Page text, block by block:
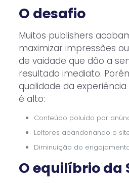
O desafio
Muitos publishers
maximizar impressões
de vaidade que dão a
resultado imediato.
qualidade da experiência
é alto:
Conteúdo poluído por
Leitores abandonando o
Diminuição do
O equilíbrio da